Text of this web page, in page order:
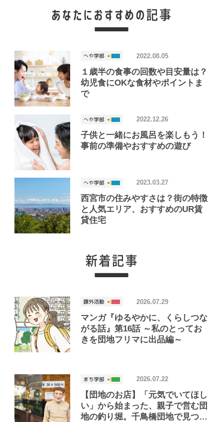
１歳半の食事の回数や目安量は？
幼児食にOKな食材やポイントま
で
2022.08.05
子供と一緒にお風呂を楽しもう！
事前の準備やおすすめの遊び
2022.12.26
西宮市の住みやすさは？街の特徴
と人気エリア、おすすめのUR賃
貸住宅
2023.03.27
マンガ『ゆるやかに、くらしつな
がる話』第16話 ～私のとってお
きを団地フリマに出品編～
2026.07.29
【団地のお店】「元気でいてほし
い」から始まった、親子で営む団
地の釣り堀。千鳥橋団地で見つけ
2026.07.22